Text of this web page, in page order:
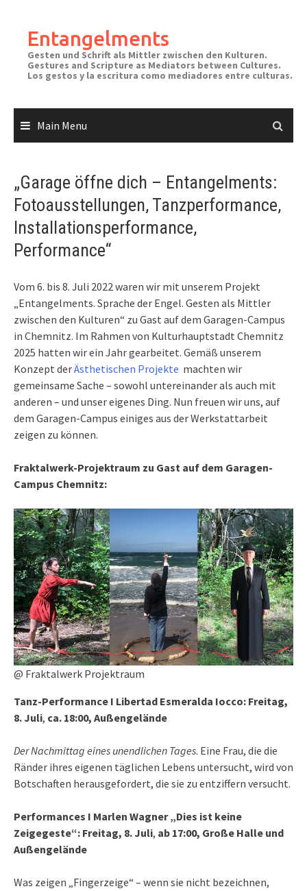
contentEntangelments
Gesten und Schrift als Mittler zwischen den Kulturen.
Gestures and Scripture as Mediators between Cultures.
Los gestos y la escritura como mediadores entre culturas.
Main Menu
„Garage öffne dich – Entangelments:
Fotoausstellungen, Tanzperformance,
Installationsperformance,
Performance“
Vom 6. bis 8. Juli 2022 waren wir mit unserem Projekt
„Entangelments. Sprache der Engel. Gesten als Mittler
zwischen den Kulturen“ zu Gast auf dem Garagen-Campus
in Chemnitz. Im Rahmen von Kulturhauptstadt Chemnitz
2025 hatten wir ein Jahr gearbeitet. Gemäß unserem
Konzept derÄsthetischen Projekte machten wir
gemeinsame Sache – sowohl untereinander als auch mit
anderen – und unser eigenes Ding. Nun freuen wir uns, auf
dem Garagen-Campus einiges aus der Werkstattarbeit
zeigen zu können.
Fraktalwerk-Projektraum zu Gast auf dem Garagen-
Campus Chemnitz:
@ Fraktalwerk Projektraum
Tanz-Performance I Libertad Esmeralda Iocco: Freitag,
8. Juli, ca. 18:00, Außengelände
Der Nachmittag eines unendlichen Tages. Eine Frau, die die
Ränder ihres eigenen täglichen Lebens untersucht, wird von
Botschaften herausgefordert, die sie zu entziffern versucht.
Performances I Marlen Wagner „Dies ist keine
Zeigegeste“­­: Freitag, 8. Juli, ab 17:00, Große Halle und
Außengelände
Was zeigen „Fingerzeige“ – wenn sie nicht bezeichnen,